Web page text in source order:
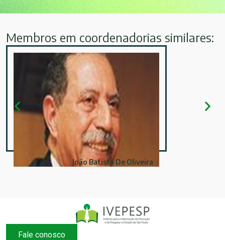
Membros em coordenadorias similares:
João Batista De Oliveira
Fale conosco